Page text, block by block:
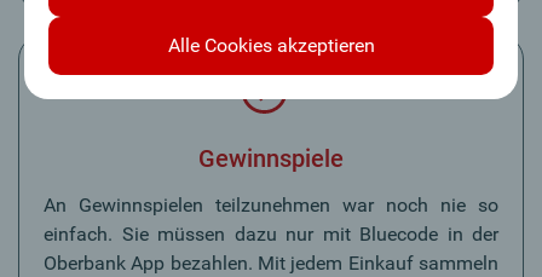
Gewinnspiele
An Gewinnspielen teilzunehmen war noch nie so
einfach. Sie müssen dazu nur mit Bluecode in der
Oberbank App bezahlen. Mit jedem Einkauf sammeln
Alle Cookies akzeptieren